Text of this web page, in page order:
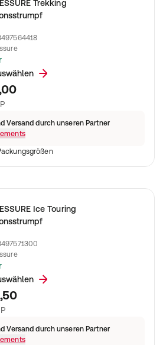
Trekking
Coolmax Fasern leiten Feuchtigkeit
Versand durch unseren Partner
Ice Touring
bei Kälte wie Anstrengung, beugt
Versand durch unseren Partner